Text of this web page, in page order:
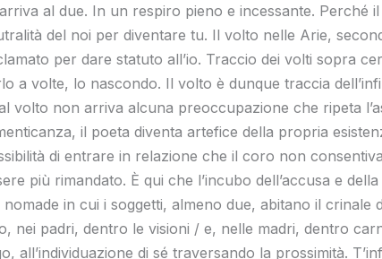
al due. In un respiro pieno e incessante. Perché
del noi per diventare tu. Il volto nelle Arie,
per dare statuto all’io. Traccio dei volti sopra
a volte, lo nascondo. Il volto è dunque traccia
volto non arriva alcuna preoccupazione che ripeta
il poeta diventa artefice della propria
di entrare in relazione che il coro non
più rimandato. È qui che l’incubo dell’accusa e
in cui i soggetti, almeno due, abitano il crinale
nei padri, dentro le visioni / e, nelle madri, dentro
all’individuazione di sé traversando la prossimità.